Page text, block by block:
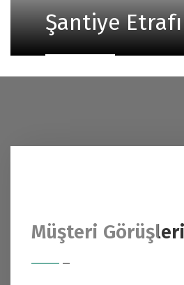
Şantiye
Müşteri Görüşleri